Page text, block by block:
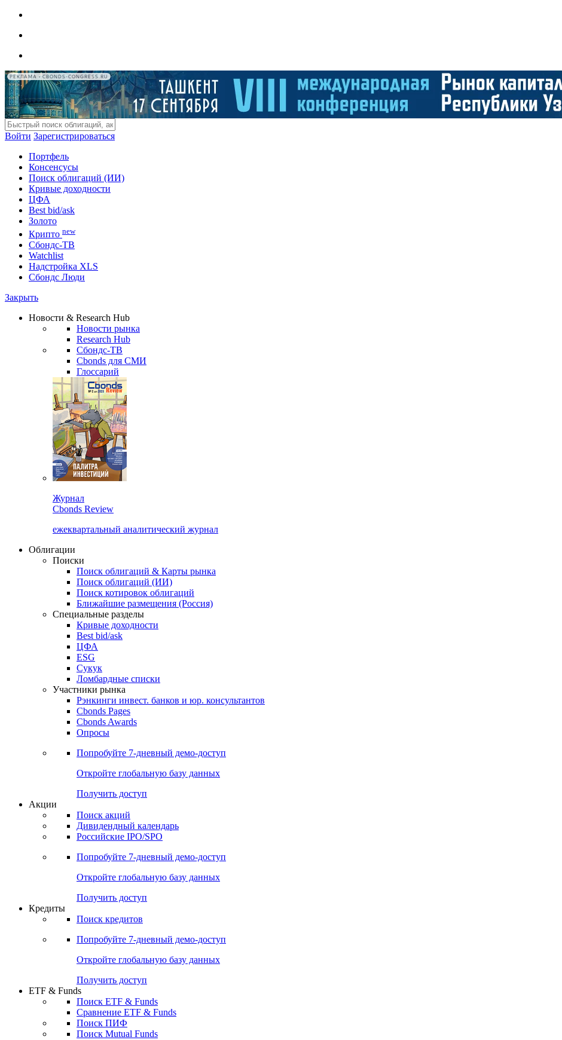
РЕКЛАМА • CBONDS-CONGRESS.RU
Войти Зарегистрироваться
Портфель
Консенсусы
Поиск облигаций (ИИ)
Кривые доходности
ЦФА
Best bid/ask
Золото
Крипто new
Сбондс-ТВ
Watchlist
Надстройка XLS
Сбондс Люди
Закрыть
Новости & Research Hub
Новости рынка
Research Hub
Сбондс-ТВ
Cbonds для СМИ
Глоссарий
Журнал
Cbonds Review
ежеквартальный аналитический журнал
Облигации
Поиски
Поиск облигаций & Карты рынка
Поиск облигаций (ИИ)
Поиск котировок облигаций
Ближайшие размещения (Россия)
Специальные разделы
Кривые доходности
Best bid/ask
ЦФА
ESG
Сукук
Ломбардные списки
Участники рынка
Рэнкинги инвест. банков и юр. консультантов
Cbonds Pages
Cbonds Awards
Опросы
Попробуйте 7-дневный демо-доступ
Откройте глобальную базу данных
Получить доступ
Акции
Поиск акций
Дивидендный календарь
Российские IPO/SPO
Попробуйте 7-дневный демо-доступ
Откройте глобальную базу данных
Получить доступ
Кредиты
Поиск кредитов
Попробуйте 7-дневный демо-доступ
Откройте глобальную базу данных
Получить доступ
ETF & Funds
Поиск ETF & Funds
Сравнение ETF & Funds
Поиск ПИФ
Поиск Mutual Funds